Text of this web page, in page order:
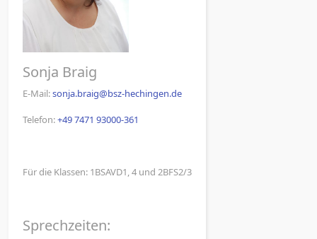
Sonja Braig
E-Mail:sonja.braig@bsz-hechingen.de
Telefon:+49 7471 93000-361
Für die Klassen: 1BSAVD1, 4 und 2BFS2/3
Sprechzeiten: